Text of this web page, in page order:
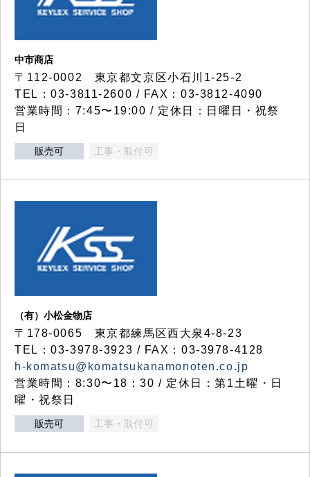
中市商店
〒112-0002 東京都文京区小石川1-25-2
TEL：03-3811-2600 / FAX：03-3812-4090
営業時間：7:45〜19:00 / 定休日：日曜日・祝祭
日
販売可 工事・取付可
（有）小松金物店
〒178-0065 東京都練馬区西大泉4-8-23
TEL：03-3978-3923 / FAX：03-3978-4128
h-komatsu@komatsukanamonoten.co.jp
営業時間：8:30〜18：30 / 定休日：第1土曜・日
曜・祝祭日
販売可 工事・取付可